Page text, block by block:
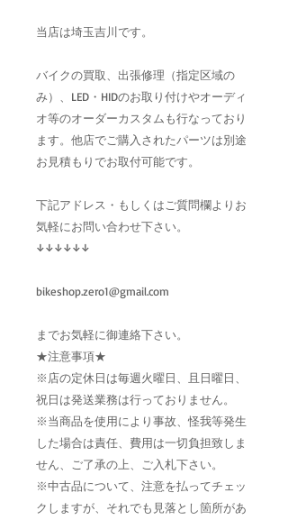
当店は埼玉吉川です。
バイクの買取、出張修理（指定区域の
み）、LED・HIDのお取り付けやオーディ
オ等のオーダーカスタムも行なっており
ます。他店でご購入されたパーツは別途
お見積もりでお取付可能です。
下記アドレス・もしくはご質問欄よりお
気軽にお問い合わせ下さい。
↓↓↓↓↓↓
bikeshop.zero1@gmail.com
までお気軽に御連絡下さい。
★注意事項★
※店の定休日は毎週火曜日、且日曜日、
祝日は発送業務は行っておりません。
※当商品を使用により事故、怪我等発生
した場合は責任、費用は一切負担致しま
せん、ご了承の上、ご入札下さい。
※中古品について、注意を払ってチェッ
クしますが、それでも見落とし箇所があ